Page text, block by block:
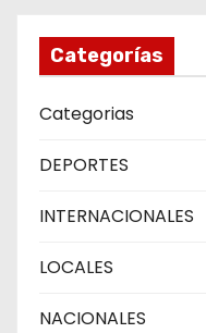
Categorías
Categorias
DEPORTES
INTERNACIONALES
LOCALES
NACIONALES